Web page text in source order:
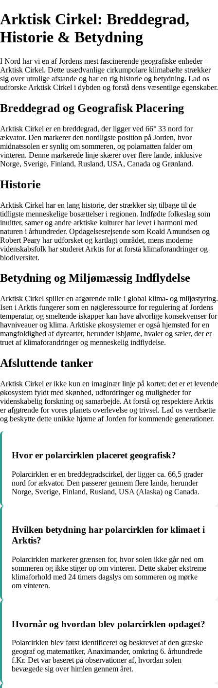
Arktisk Cirkel: Breddegrad,
Historie & Betydning
I Nord har vi en af Jordens mest fascinerende geografiske enheder –
Arktisk Cirkel. Dette usædvanlige cirkumpolare klimabælte strækker
sig over utrolige afstande og har en rig historie og betydning. Lad os
udforske Arktisk Cirkel i dybden og forstå dens væsentlige egenskaber.
Breddegrad og Geografisk Placering
Arktisk Cirkel er en breddegrad, der ligger ved 66° 33 nord for
ækvator. Den markerer den nordligste position på Jorden, hvor
midnatssolen er synlig om sommeren, og polarnatten falder om
vinteren. Denne markerede linje skærer over flere lande, inklusive
Norge, Sverige, Finland, Rusland, USA, Canada og Grønland.
Historie
Arktisk Cirkel har en lang historie, der strækker sig tilbage til de
tidligste menneskelige bosættelser i regionen. Indfødte folkeslag som
inuitter, samer og andre arktiske kulturer har levet i harmoni med
naturen i århundreder. Opdagelsesrejsende som Roald Amundsen og
Robert Peary har udforsket og kartlagt området, mens moderne
videnskabsfolk har studeret Arktis for at forstå klimaforandringer og
biodiversitet.
Betydning og Miljømæssig Indflydelse
Arktisk Cirkel spiller en afgørende rolle i global klima- og miljøstyring.
Isen i Arktis fungerer som en nøgleressource for regulering af Jordens
temperatur, og smeltende iskapper kan have alvorlige konsekvenser for
havniveauer og klima. Arktiske økosystemer er også hjemsted for en
mangfoldighed af dyrearter, herunder isbjørne, hvaler og sæler, der er
truet af klimaforandringer og menneskelig indflydelse.
Afsluttende tanker
Arktisk Cirkel er ikke kun en imaginær linje på kortet; det er et levende
økosystem fyldt med skønhed, udfordringer og muligheder for
videnskabelig forskning og samarbejde. At forstå og respektere Arktis
er afgørende for vores planets overlevelse og trivsel. Lad os værdsætte
og beskytte dette unikke hjørne af Jorden for kommende generationer.
Hvor er polarcirklen placeret geografisk?
Polarcirklen er en breddegradscirkel, der ligger ca. 66,5 grader
nord for ækvator. Den passerer gennem flere lande, herunder
Norge, Sverige, Finland, Rusland, USA (Alaska) og Canada.
Hvilken betydning har polarcirklen for klimaet i
Arktis?
Polarcirklen markerer grænsen for, hvor solen ikke går ned om
sommeren og ikke stiger op om vinteren. Dette skaber ekstreme
klimaforhold med 24 timers dagslys om sommeren og mørke
om vinteren.
Hvornår og hvordan blev polarcirklen opdaget?
Polarcirklen blev først identificeret og beskrevet af den græske
geograf og matematiker, Anaximander, omkring 6. århundrede
f.Kr. Det var baseret på observationer af, hvordan solen
bevægede sig over himlen gennem året.